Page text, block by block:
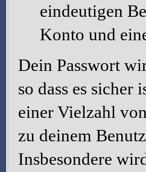
eindeutigen
Konto und
Dein Passwort
so dass es
einer Vielzahl
zu deinem
Insbesondere